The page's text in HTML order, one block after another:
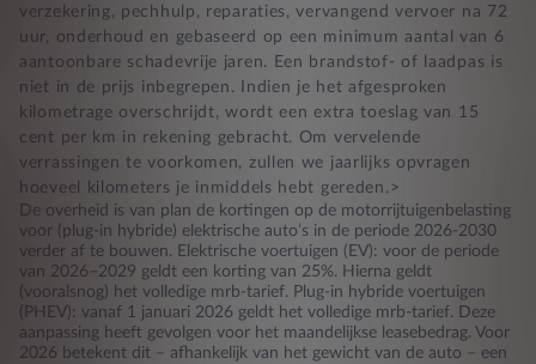
verzekering, pechhulp, reparaties, vervangend vervoer na 72
uur, onderhoud en gebaseerd op een minimum aantal van 6
aantoonbare schadevrije jaren. Een brandstof- of laadpas is
niet in de prijs inbegrepen. Indien je het afgesproken
kilometrage overschrijdt, wordt een extra toeslag van 15
cent per km in rekening gebracht. Om vervelende
verrassingen te voorkomen, zullen we jaarlijks opvragen
hoeveel kilometers je inmiddels hebt gereden.>
De overheid is van plan de kortingen op de motorrijtuigenbelasting
voor (plug-in hybride) elektrische auto’s in de periode 2026-2030
verder af te bouwen. Elektrische voertuigen (EV): voor de periode
van 2026–2029 geldt een korting van 25%. Hierna geldt
(vooralsnog) het volledige mrb-tarief. Plug-in hybride voertuigen
(PHEV): vanaf 1 januari 2026 geldt het volledige mrb-tarief. Deze
aanpassing heeft gevolgen voor het maandelijkse leasebedrag. Voor
2026 betekent dit – afhankelijk van het gewicht van de auto – een